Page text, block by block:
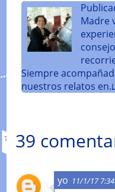
Madre
Siempre
nuestros relatos
39
yo 11/1/17 7:34